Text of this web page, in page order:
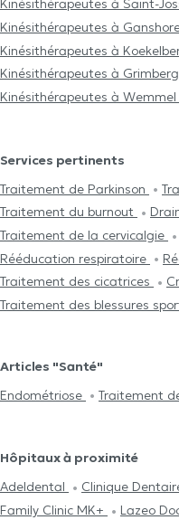
Kinésithérapeutes à Saint-
Kinésithérapeutes à
Kinésithérapeutes à
Kinésithérapeutes à
Kinésithérapeutes à Wemmel
Services pertinents
Traitement de Parkinson
Traitement du burnout
Traitement de la cervicalgie
Rééducation respiratoire
Traitement des cicatrices
Traitement des blessures
Articles "Santé"
Endométriose
Traitement
Hôpitaux à proximité
Adeldental
Clinique
Family Clinic MK+
Lazeo